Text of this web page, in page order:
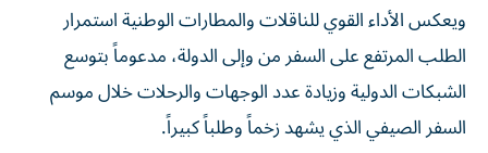
ويعكس الأداء القوي للناقلات والمطارات الوطنية استمرار
الطلب المرتفع على السفر من وإلى الدولة، مدعوماً بتوسع
الشبكات الدولية وزيادة عدد الوجهات والرحلات خلال موسم
السفر الصيفي الذي يشهد زخماً وطلباً كبيراً.